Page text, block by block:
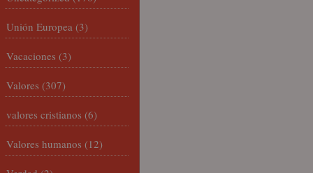
Unión Europea (3)
Vacaciones (3)
Valores (307)
valores cristianos (6)
Valores humanos (12)